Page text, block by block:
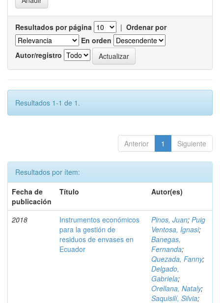
Resultados por página | Ordenar por
En orden
Autor/registro
Resultados 1-1 de 1.
Anterior 1 Siguiente
Resultados por ítem:
Fecha de
publicación
Título Autor(es)
2018
Instrumentos económicos
para la gestión de
residuos de envases en
Ecuador
Pinos, Juan; Puig
Ventosa, Ignasi;
Banegas,
Fernanda;
Quezada, Fanny;
Delgado,
Gabriela;
Orellana, Nataly;
Saquisilí, Silvia;